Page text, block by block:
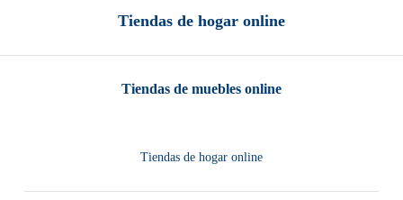
Tiendas de hogar online
Tiendas de muebles online
Tiendas de hogar online